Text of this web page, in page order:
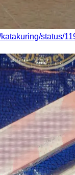
katakuring/status/